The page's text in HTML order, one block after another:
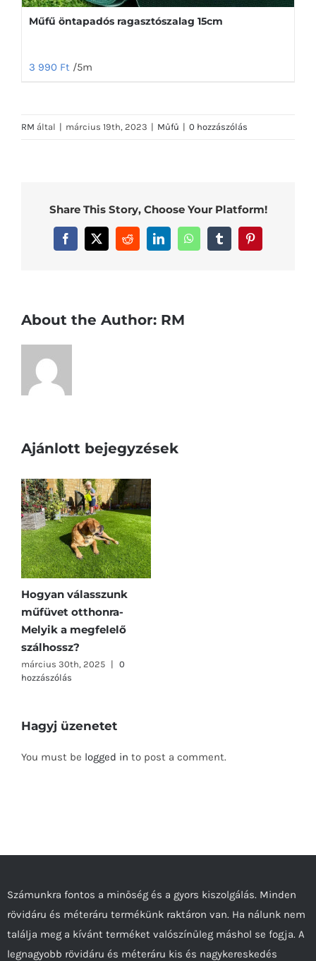
Műfű öntapadós ragasztószalag 15cm
3 990 Ft /5m
RM által | március 19th, 2023 | Műfű | 0 hozzászólás
Share This Story, Choose Your Platform!
Facebook
X RedditLinkedInWhatsAppTumblrPinterest
About the Author: RM
Ajánlott bejegyzések
Hogyan válasszunk
műfüvet otthonra-
Melyik a megfelelő
szálhossz?
március 30th, 2025 |
0
hozzászólás
Hagyj üzenetet
You must be logged in to post a comment.
Számunkra fontos a minőség és a gyors kiszolgálás. Minden
rövidáru és méteráru termékünk raktáron van. Ha nálunk nem
találja meg a kívánt terméket valószínűleg máshol se fogja. A
legnagyobb rövidáru és méteráru kis és nagykereskedés